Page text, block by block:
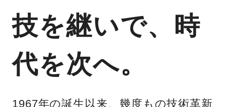
技を継いで、時
代を次へ。
1967年の誕生以来、幾度もの技術革新